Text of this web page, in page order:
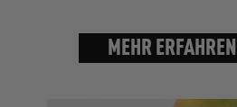
MEHR ERFAHREN